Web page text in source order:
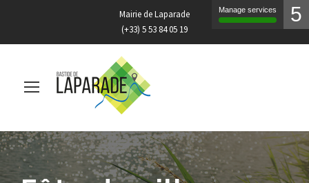
Mairie de Laparade
(+33) 5 53 84 05 19
Manage services 5